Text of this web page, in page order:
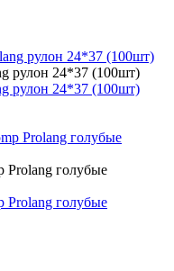
рулон 24*37 (100шт)
рулон 24*37 (100шт)
Prolang голубые
Prolang голубые